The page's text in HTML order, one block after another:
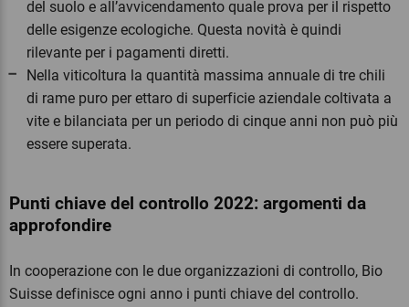
del suolo e all’avvicendamento quale prova per il rispetto
delle esigenze ecologiche. Questa novità è quindi
rilevante per i pagamenti diretti.
Nella viticoltura la quantità massima annuale di tre chili
di rame puro per ettaro di superficie aziendale coltivata a
vite e bilanciata per un periodo di cinque anni non può più
essere superata.
Punti chiave del controllo 2022: argomenti da
approfondire
In cooperazione con le due organizzazioni di controllo, Bio
Suisse definisce ogni anno i punti chiave del controllo.